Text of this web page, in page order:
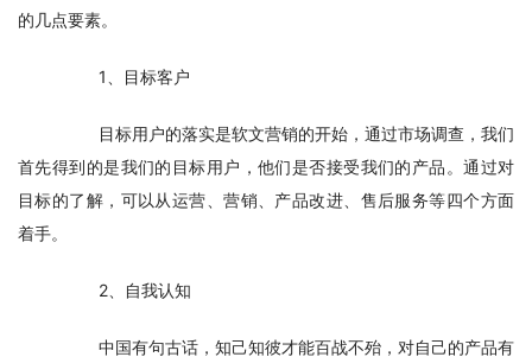
的几点要素。
1、目标客户
目标用户的落实是软文营销的开始，通过市场调查，我们
首先得到的是我们的目标用户，他们是否接受我们的产品。通过对
目标的了解，可以从运营、营销、产品改进、售后服务等四个方面
着手。
2、自我认知
中国有句古话，知己知彼才能百战不殆，对自己的产品有